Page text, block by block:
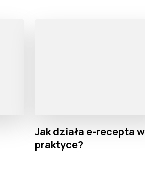
Jak działa e-recepta w
praktyce?